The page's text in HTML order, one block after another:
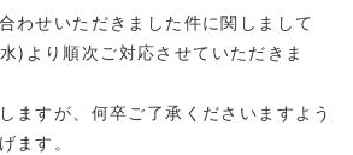
わせいただきました件に関しまして
)より順次ご対応させていただきま
ますが、何卒ご了承くださいますよう
ます。